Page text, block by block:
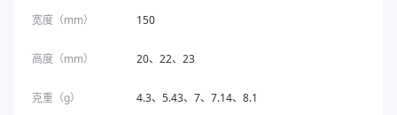
宽度（mm） 150
高度（mm） 20、22、23
克重（g） 4.3、5.43、7、7.14、8.1